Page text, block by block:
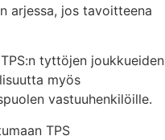
arjessa, jos tavoitteena
tyttöjen joukkueiden
myös
vastuuhenkilöille.
TPS